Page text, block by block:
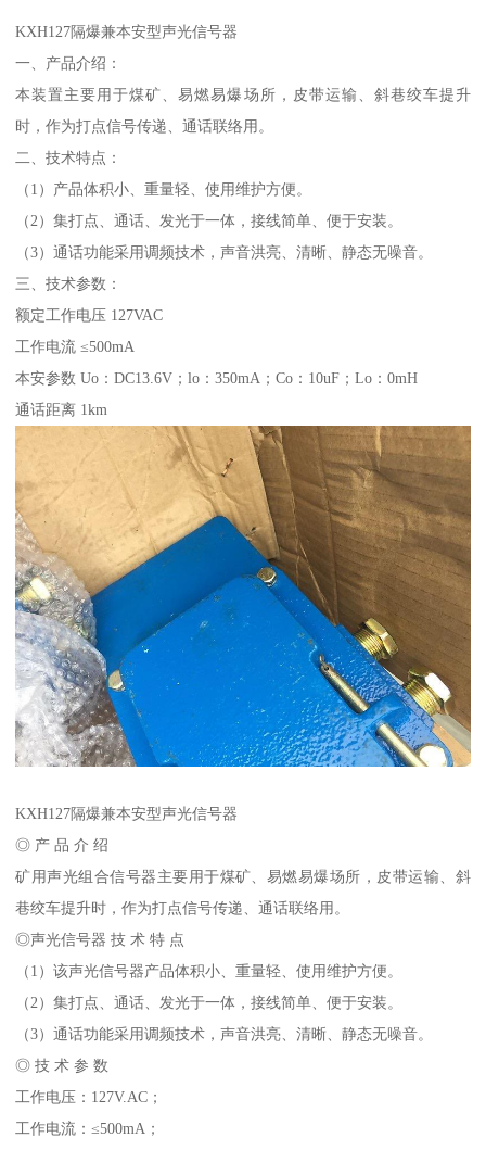
KXH127隔爆兼本安型声光信号器
一、产品介绍：
本装置主要用于煤矿、易燃易爆场所，皮带运输、斜巷绞车提升
时，作为打点信号传递、通话联络用。
二、技术特点：
（1）产品体积小、重量轻、使用维护方便。
（2）集打点、通话、发光于一体，接线简单、便于安装。
（3）通话功能采用调频技术，声音洪亮、清晰、静态无噪音。
三、技术参数：
额定工作电压 127VAC
工作电流 ≤500mA
本安参数 Uo：DC13.6V；lo：350mA；Co：10uF；Lo：0mH
通话距离 1km
KXH127隔爆兼本安型声光信号器
◎ 产 品 介 绍
矿用声光组合信号器主要用于煤矿、易燃易爆场所，皮带运输、斜
巷绞车提升时，作为打点信号传递、通话联络用。
◎声光信号器 技 术 特 点
（1）该声光信号器产品体积小、重量轻、使用维护方便。
（2）集打点、通话、发光于一体，接线简单、便于安装。
（3）通话功能采用调频技术，声音洪亮、清晰、静态无噪音。
◎ 技 术 参 数
工作电压：127V.AC；
工作电流：≤500mA；